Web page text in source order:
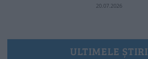
20.07.2026
ULTIMELE ȘTIRI